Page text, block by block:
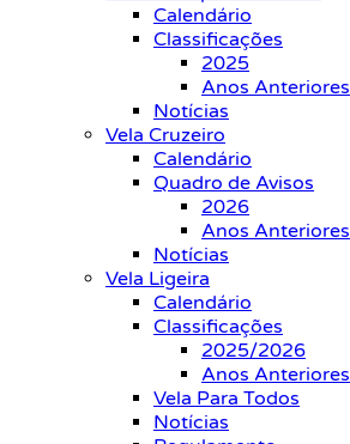
Calendário
Classificações
2025
Anos Anteriores
Notícias
Vela Cruzeiro
Calendário
Quadro de Avisos
2026
Anos Anteriores
Notícias
Vela Ligeira
Calendário
Classificações
2025/2026
Anos Anteriores
Vela Para Todos
Notícias